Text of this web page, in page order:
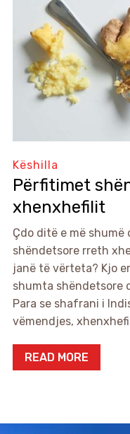
Këshilla
Përfitimet
xhenxhefilit
Çdo ditë e më
shëndetsore rreth
janë të vërteta? Kjo
shumta shëndetsore
Para se shafrani i
vëmendjes,
READ MORE